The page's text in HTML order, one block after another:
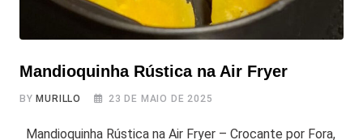
Mandioquinha Rústica na Air Fryer
BY MURILLO 23 DE MAIO DE 2025
Mandioquinha Rústica na Air Fryer – Crocante por Fora,